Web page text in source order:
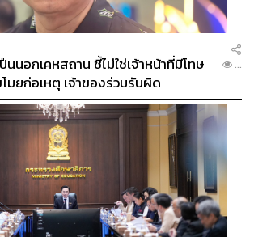
นอกเคหสถาน ชี้ไม่ใช่เจ้าหน้าที่มีโทษ
มยก่อเหตุ เจ้าของร่วมรับผิด
...